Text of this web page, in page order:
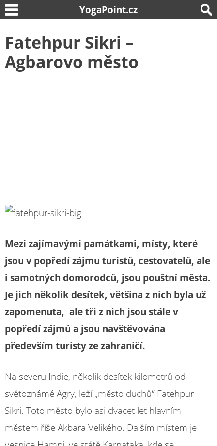
YogaPoint.cz
Fatehpur Sikri –
Agbarovo město
Mezi zajímavými památkami, místy, které
jsou v popředí zájmu turistů, cestovatelů, ale
i samotných domorodců, jsou pouštní města.
Je jich několik desítek, většina z nich byla už
zapomenuta, ale tři z nich jsou stále v
popředí zájmů a jsou navštěvována
především turisty ze zahraničí.
Na severu Indie, několik desítek kilometrů od
světoznámé Agry, leží „město duchů“ Fatehpur
Sikri. Toto město bylo asi dvacet let hlavním
městem říše Akbara Velikého. Dalším místem je